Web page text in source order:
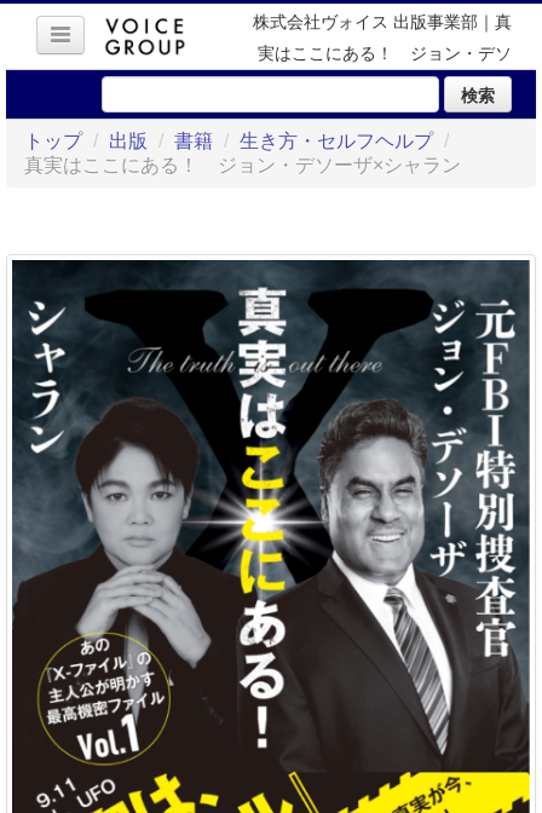
株式会社ヴォイス 出版事業部｜真
実はここにある！ ジョン・デソ
ーザ×シャラン
検索
トップ / 出版 / 書籍 / 生き方・セルフヘルプ /
真実はここにある！ ジョン・デソーザ×シャラン